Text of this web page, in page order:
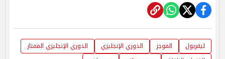
ليفربول الموجز الدوري الإنجليزي
الدوري الإنجليزي الممتاز